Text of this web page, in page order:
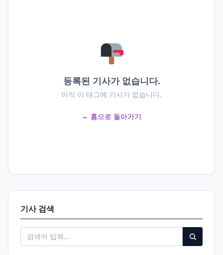
등록된 기사가 없습니다.
아직 이 태그에 기사가 없습니다.
← 홈으로 돌아가기
기사 검색